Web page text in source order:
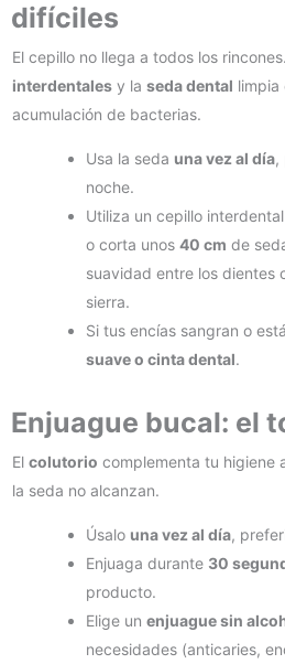
difíciles
El cepillo no llega a todos los
interdentalesy la seda dental limpia
acumulación de bacterias.
Usa la seda una vez al día,
noche.
Utiliza un cepillo
o corta unos 40 cm de
suavidad entre los dientes
sierra.
Si tus encías sangran o
suave o cinta dental.
Enjuague bucal: el
El colutorio complementa tu higiene
la seda no alcanzan.
Úsalo una vez al día,
Enjuaga durante 30
producto.
Elige un enjuague sin
necesidades (anticaries,